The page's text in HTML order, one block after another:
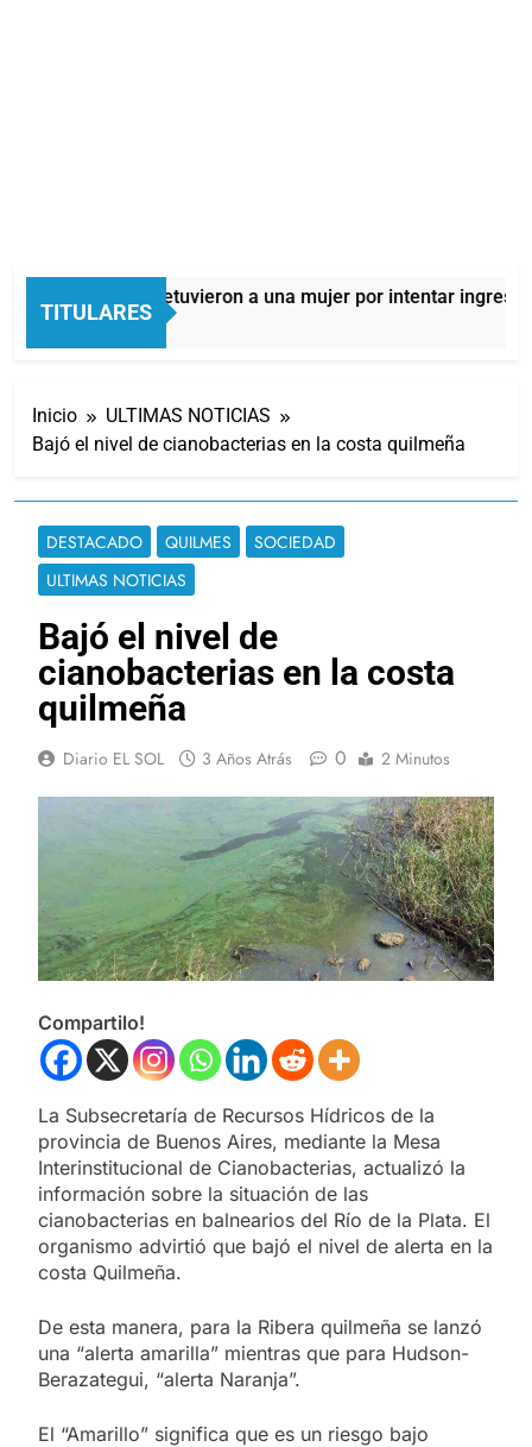
TITULARES
Quilmes: detuvieron a una mujer por intentar
6 Horas Atrás
Inicio
ULTIMAS NOTICIAS
Bajó el nivel de cianobacterias en la costa quilmeña
DESTACADO QUILMES
SOCIEDAD
ULTIMAS NOTICIAS
Bajó el nivel de
cianobacterias en la costa
quilmeña
Diario EL SOL 3 Años Atrás 0 2 Minutos
Compartilo!
La Subsecretaría de Recursos Hídricos de la
provincia de Buenos Aires, mediante la Mesa
Interinstitucional de Cianobacterias, actualizó la
información sobre la situación de las
cianobacterias en balnearios del Río de la Plata. El
organismo advirtió que bajó el nivel de alerta en la
costa Quilmeña.
De esta manera, para la Ribera quilmeña se lanzó
una “alerta amarilla” mientras que para Hudson-
Berazategui, “alerta Naranja”.
El “Amarillo” significa que es un riesgo bajo